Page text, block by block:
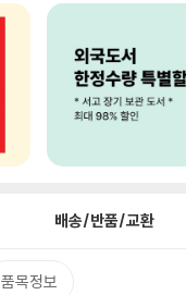
배송/반품/교환
품목정보